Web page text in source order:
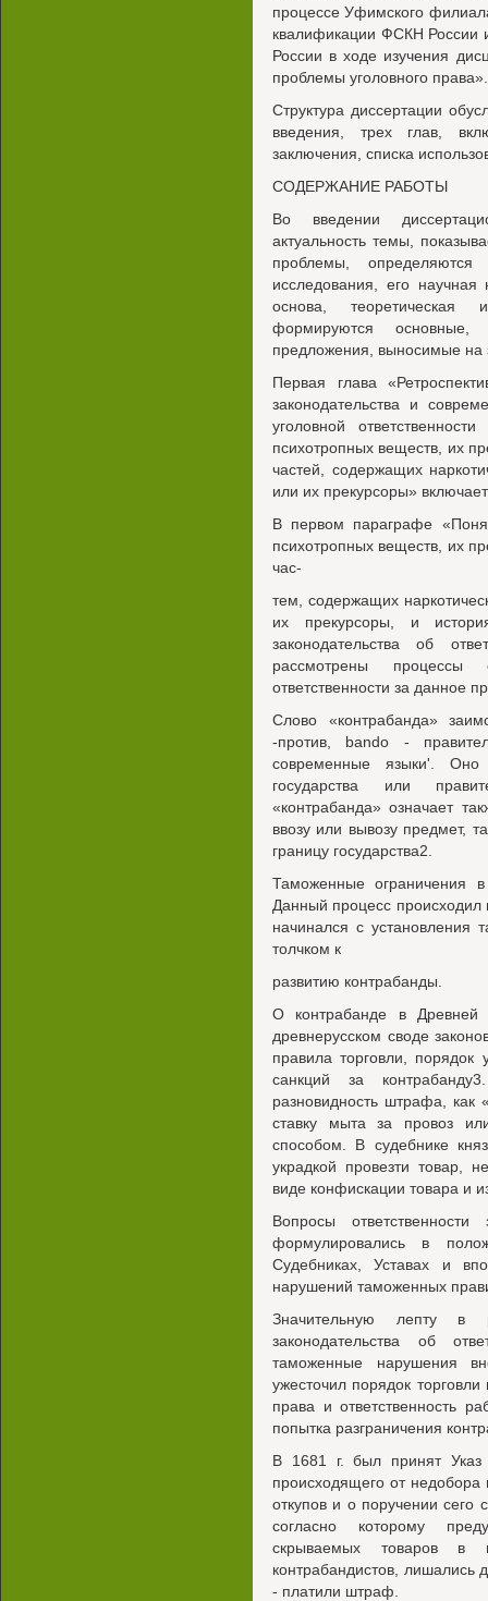
процессе Уфимского
квалификации ФСКН России
России в ходе изучения
проблемы уголовного права».
Структура диссертации
введения, трех глав,
заключения, списка
СОДЕРЖАНИЕ РАБОТЫ
Во введении
актуальность темы,
проблемы,
исследования, его научная
основа, теоретическая
формируются
предложения, выносимые на
Первая глава
законодательства и
уголовной
психотропных веществ, их
частей, содержащих
или их прекурсоры»
В первом параграфе
психотропных веществ, их
час-
тем, содержащих
их прекурсоры, и история
законодательства об
рассмотрены процессы
ответственности за данное
Слово «контрабанда»
-против, bando -
современные языки'. Оно
государства или
«контрабанда» означает
ввозу или вывозу предмет,
границу государства2.
Таможенные ограничения
Данный процесс происходил
начинался с установления
толчком к
развитию контрабанды.
О контрабанде в
древнерусском своде
правила торговли,
санкций за
разновидность штрафа, как
ставку мыта за провоз
способом. В судебнике
украдкой провезти товар,
виде конфискации товара и
Вопросы
формулировались в
Судебниках, Уставах и
нарушений таможенных
Значительную лепту в
законодательства об
таможенные нарушения
ужесточил порядок
права и ответственность
попытка разграничения
В 1681 г. был принят
происходящего от
откупов и о поручении
согласно которому
скрываемых товаров в
контрабандистов, лишались
- платили штраф.